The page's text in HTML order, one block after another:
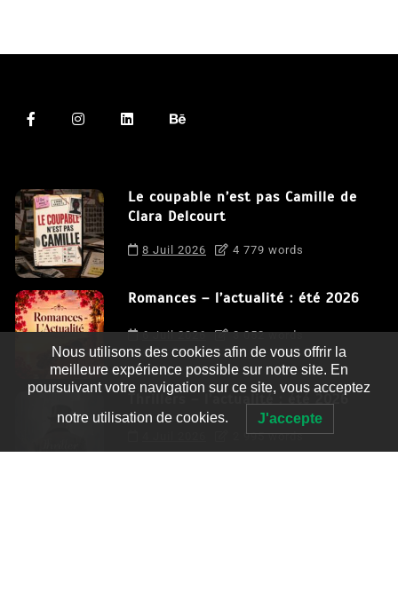
Le coupable n’est pas Camille de
Clara Delcourt
8 Juil 2026 4 779 words
Romances – l’actualité : été 2026
6 Juil 2026 3 052 words
Thrillers – l’actualité : été 2026
2 995 words
Nous utilisons des cookies afin de vous offrir la
meilleure expérience possible sur notre site. En
poursuivant votre navigation sur ce site, vous acceptez
notre utilisation de cookies. J'accepte